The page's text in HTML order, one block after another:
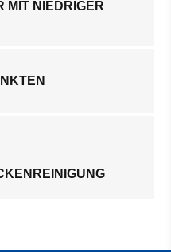
MIT NIEDRIGER